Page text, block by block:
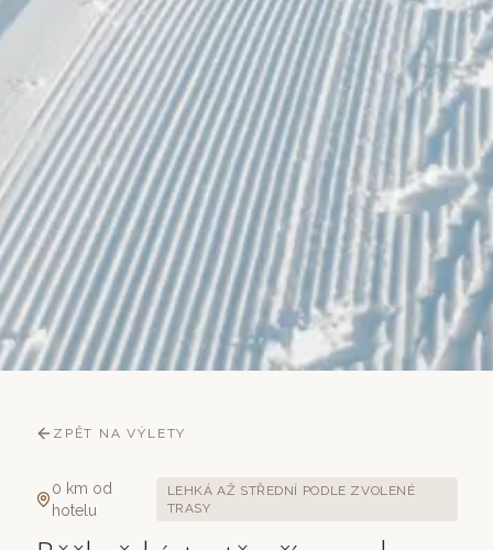
ZPĚT NA VÝLETY
0 km od
hotelu
LEHKÁ AŽ STŘEDNÍ PODLE ZVOLENÉ
TRASY